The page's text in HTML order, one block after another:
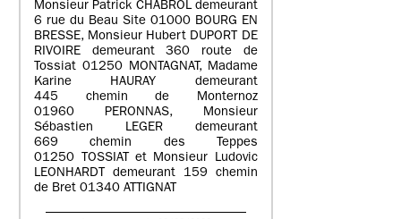
Monsieur Patrick CHABROL demeurant
6 rue du Beau Site 01000 BOURG EN
BRESSE, Monsieur Hubert DUPORT DE
RIVOIRE demeurant 360 route de
Tossiat 01250 MONTAGNAT, Madame
Karine HAURAY demeurant
445 chemin de Monternoz
01960 PERONNAS, Monsieur
Sébastien LEGER demeurant
669 chemin des Teppes
01250 TOSSIAT et Monsieur Ludovic
LEONHARDT demeurant 159 chemin
de Bret 01340 ATTIGNAT